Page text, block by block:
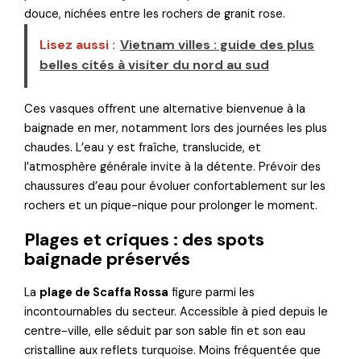
douce, nichées entre les rochers de granit rose.
Lisez aussi : Vietnam villes : guide des plus
belles cités à visiter du nord au sud
Ces vasques offrent une alternative bienvenue à la
baignade en mer, notamment lors des journées les plus
chaudes. L’eau y est fraîche, translucide, et
l’atmosphère générale invite à la détente. Prévoir des
chaussures d’eau pour évoluer confortablement sur les
rochers et un pique-nique pour prolonger le moment.
Plages et criques : des spots
baignade préservés
La plage de Scaffa Rossa figure parmi les
incontournables du secteur. Accessible à pied depuis le
centre-ville, elle séduit par son sable fin et son eau
cristalline aux reflets turquoise. Moins fréquentée que